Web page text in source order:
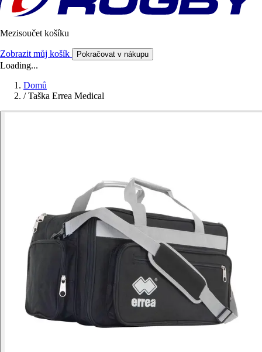
Mezisoučet košíku
Zobrazit můj košík Pokračovat v nákupu
Loading...
Domů
/ Taška Errea Medical